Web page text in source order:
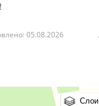
05.08.2026
Слои